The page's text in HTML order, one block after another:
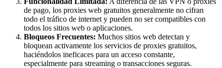
de pago, los proxies web gratuitos generalmente no cifran
todo el tráfico de internet y pueden no ser compatibles con
todos los sitios web o aplicaciones.
Bloqueos Frecuentes: Muchos sitios web detectan y
bloquean activamente los servicios de proxies gratuitos,
haciéndolos ineficaces para un acceso constante,
especialmente para streaming o transacciones seguras.